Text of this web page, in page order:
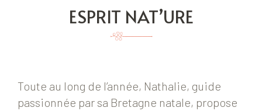
ESPRIT NAT’URE
Toute au long de l’année, Nathalie, guide
passionnée par sa Bretagne natale, propose